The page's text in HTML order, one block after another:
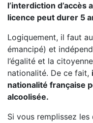
l’interdiction d’accès
licence peut durer 5
Logiquement, il faut
émancipé) et
l’égalité et la
nationalité. De ce fait,
nationalité française
alcoolisée.
Si vous remplissez